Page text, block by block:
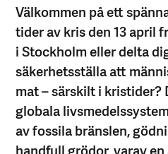
Välkommen på ett
tider av kris den 13 april
i Stockholm eller delta
säkerhetsställa att
mat – särskilt i kristider?
globala
av fossila bränslen,
handfull grödor, varav